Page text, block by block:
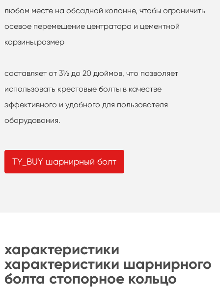
любом месте на обсадной колонне, чтобы ограничить
осевое перемещение центратора и цементной
корзины.размер
составляет от 3½ до 20 дюймов, что позволяет
использовать крестовые болты в качестве
эффективного и удобного для пользователя
оборудования.
TY_BUY шарнирный болт
характеристики
характеристики шарнирного
болта стопорное кольцо